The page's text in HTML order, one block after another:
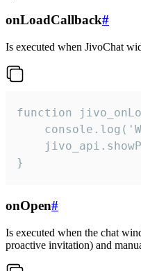
onLoadCallback#
Is executed when JivoChat
function
}
onOpen#
Is executed when the chat
proactive invitation) and